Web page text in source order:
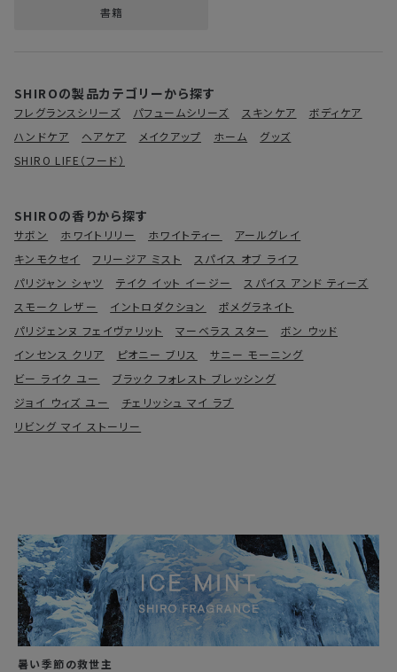
書籍
SHIROの製品カテゴリーから探す
フレグランスシリーズ パフュームシリーズ スキンケア
ボディケア
ハンドケア
ヘアケア メイクアップ ホーム
グッズ
SHIRO LIFE（フード）
SHIROの香りから探す
サボン ホワイトリリー ホワイトティー
アールグレイ
キンモクセイ
フリージア ミスト
スパイス オブ ライフ
パリジャン シャツ
テイク イット イージー
スパイス アンド ティーズ
スモーク レザー
イントロダクション
ポメグラネイト
パリジェンヌ フェイヴァリット
マーベラス スター
ボン ウッド
インセンス クリア
ピオニー ブリス
サニー モーニング
ビー ライク ユー
ブラック フォレスト ブレッシング
ジョイ ウィズ ユー
チェリッシュ マイ ラブ
リビング マイ ストーリー
暑い季節の救世主